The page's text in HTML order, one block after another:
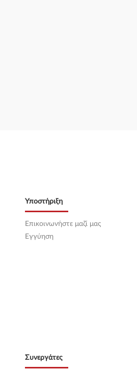
Υποστήριξη
Επικοινωνήστε μαζί μας
Εγγύηση
Συνεργάτες